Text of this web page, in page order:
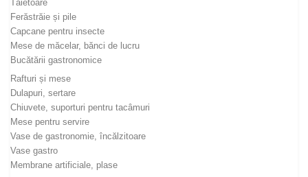
Tăietoare
Ferăstrăie și pile
Capcane pentru insecte
Mese de măcelar, bănci de lucru
Bucătării gastronomice
Rafturi și mese
Dulapuri, sertare
Chiuvete, suporturi pentru tacâmuri
Mese pentru servire
Vase de gastronomie, încălzitoare
Vase gastro
Membrane artificiale, plase